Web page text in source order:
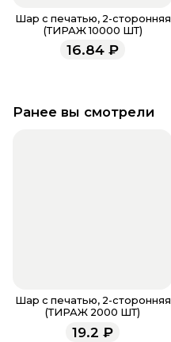
Шар с печатью, 2-сторонняя
(ТИРАЖ 10000 ШТ)
16.84 ₽
Ранее вы смотрели
Шар с печатью, 2-сторонняя
(ТИРАЖ 2000 ШТ)
19.2 ₽